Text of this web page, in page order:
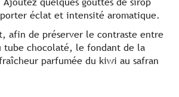
Ajoutez quelques gouttes de sirop
éclat et intensité aromatique.
afin de préserver le contraste entre
tube chocolaté, le fondant de la
parfumée du kiwi au safran